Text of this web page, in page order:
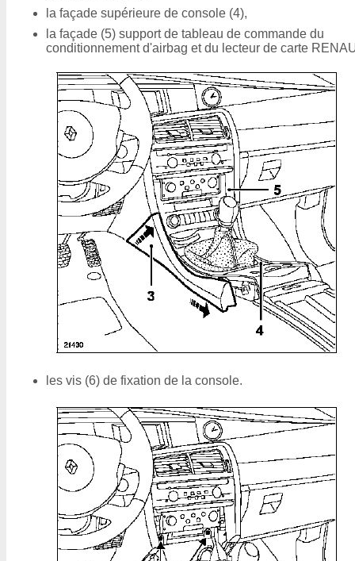
la façade supérieure de console (4),
la façade (5) support de tableau de commande du
conditionnement d'airbag et du lecteur de carte
les vis (6) de fixation de la console.